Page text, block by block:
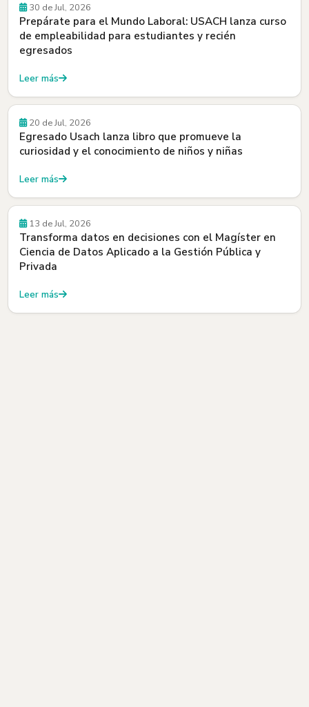
30 de Jul, 2026
Prepárate para el Mundo Laboral: USACH lanza curso
de empleabilidad para estudiantes y recién
egresados
Leer más
Egresados y Egresadas
20 de Jul, 2026
Egresado Usach lanza libro que promueve la
curiosidad y el conocimiento de niños y niñas
Leer más
Beneficios
13 de Jul, 2026
Transforma datos en decisiones con el Magíster en
Ciencia de Datos Aplicado a la Gestión Pública y
Privada
Leer más